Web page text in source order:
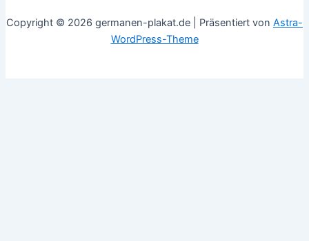
Copyright © 2026 germanen-plakat.de | Präsentiert von Astra-
WordPress-Theme